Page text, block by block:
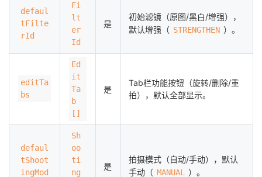
defaul
tFilte
rId
Fi
lt
er
Id
是
初始滤镜（原图/黑白/增强），
默认增强（ STRENGTHEN ）。
editTa
bs
Ed
it
Ta
b
[]
是
Tab栏功能按钮（旋转/删除/重
拍），默认全部显示。
defaul
tShoot
ingMod
Sh
oo
ti
ng
是
拍摄模式（自动/手动），默认
手动（ MANUAL ）。